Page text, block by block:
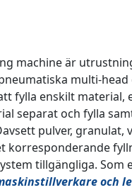
machine är
multi-
fylla enskilt material,
separat och fylla
pulver, granulat,
korresponderande
tillgängliga. Som
och